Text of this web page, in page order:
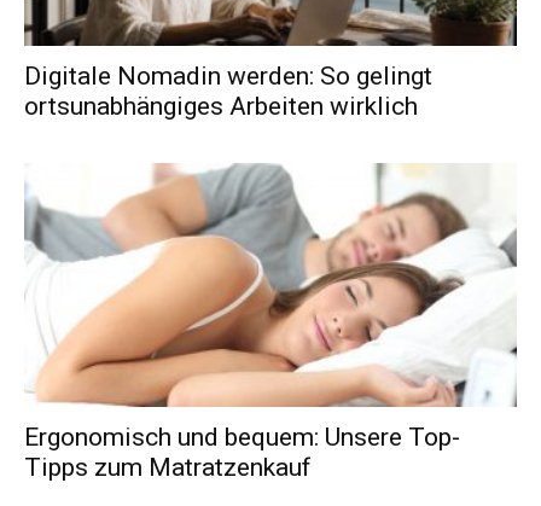
Digitale Nomadin werden: So gelingt
ortsunabhängiges Arbeiten wirklich
Ergonomisch und bequem: Unsere Top-
Tipps zum Matratzenkauf